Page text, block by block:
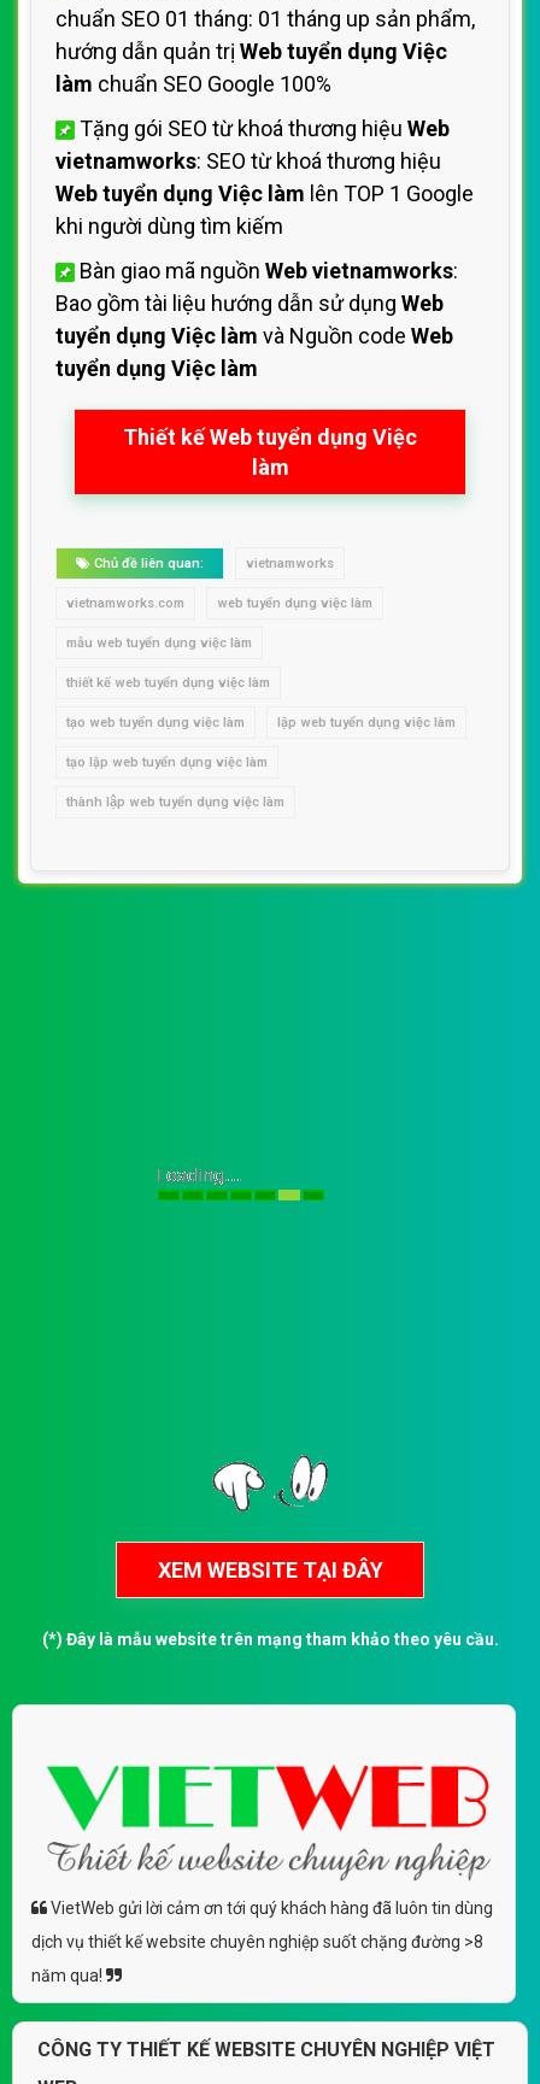
chuẩn SEO 01 tháng: 01 tháng up sản phẩm,
hướng dẫn quản trị Web tuyển dụng Việc
làm chuẩn SEO Google 100%
Tặng gói SEO từ khoá thương hiệu Web
vietnamworks: SEO từ khoá thương hiệu
Web tuyển dụng Việc làm lên TOP 1 Google
khi người dùng tìm kiếm
Bàn giao mã nguồn Web vietnamworks:
Bao gồm tài liệu hướng dẫn sử dụng Web
tuyển dụng Việc làm và Nguồn code Web
tuyển dụng Việc làm
Thiết kế Web tuyển dụng Việc
làm
Chủ đề liên quan: vietnamworks
vietnamworks.com web tuyển dụng việc làm
mẫu web tuyển dụng việc làm
thiết kế web tuyển dụng việc làm
tạo web tuyển dụng việc làm lập web tuyển dụng việc làm
tạo lập web tuyển dụng việc làm
thành lập web tuyển dụng việc làm